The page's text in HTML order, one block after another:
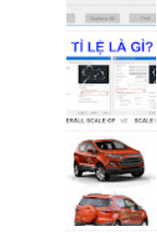
thay đổi thiết
sai mục nào đó...
của hình vẽ